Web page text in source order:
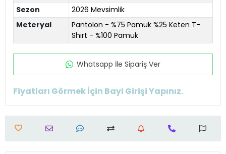
Sezon
2026 Mevsimlik
Meteryal
Pantolon - %75 Pamuk %25 Keten T-
Shırt - %100 Pamuk
Whatsapp İle Sipariş Ver
Fiyatları Görmek İçin Bayi Girişi Yapınız.